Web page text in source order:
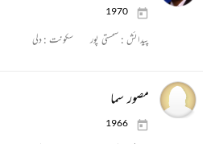
1970
پیدائش : سمستی پور سکونت :دلی
مصور سما
1966